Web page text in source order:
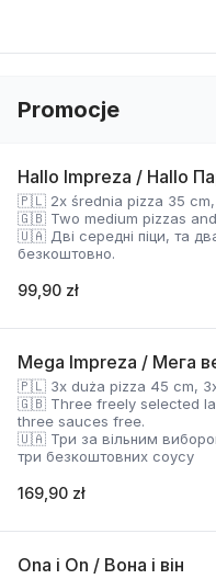
Promocje
Hallo Impreza / Hallo
🇵🇱 2x średnia pizza 35 cm,
🇬🇧 Two medium pizzas
🇺🇦 Дві середні піци, та
безкоштовно.
99,90 zł
Mega Impreza / Мега
🇵🇱 3x duża pizza 45 cm,
🇬🇧 Three freely selected
three sauces free.
🇺🇦 Три за вільним вибором
три безкоштовних соусу
169,90 zł
Ona i On / Вона і він